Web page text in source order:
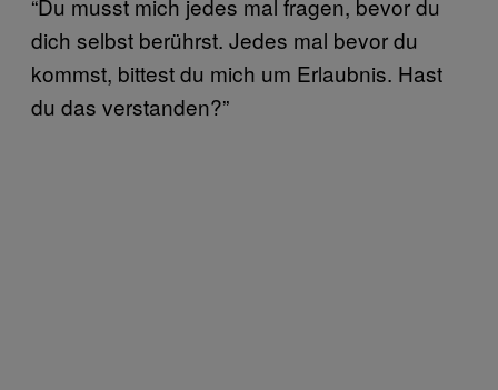
“Du musst mich jedes mal fragen, bevor du
dich selbst berührst. Jedes mal bevor du
kommst, bittest du mich um Erlaubnis. Hast
du das verstanden?”